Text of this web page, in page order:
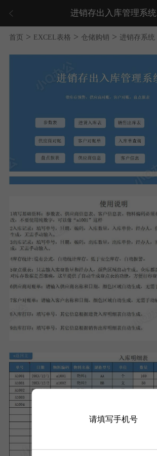
进销存出入库管理系统
首页 > EXCEL表格 > 仓储购销 > 进销存系统
请填写手机号